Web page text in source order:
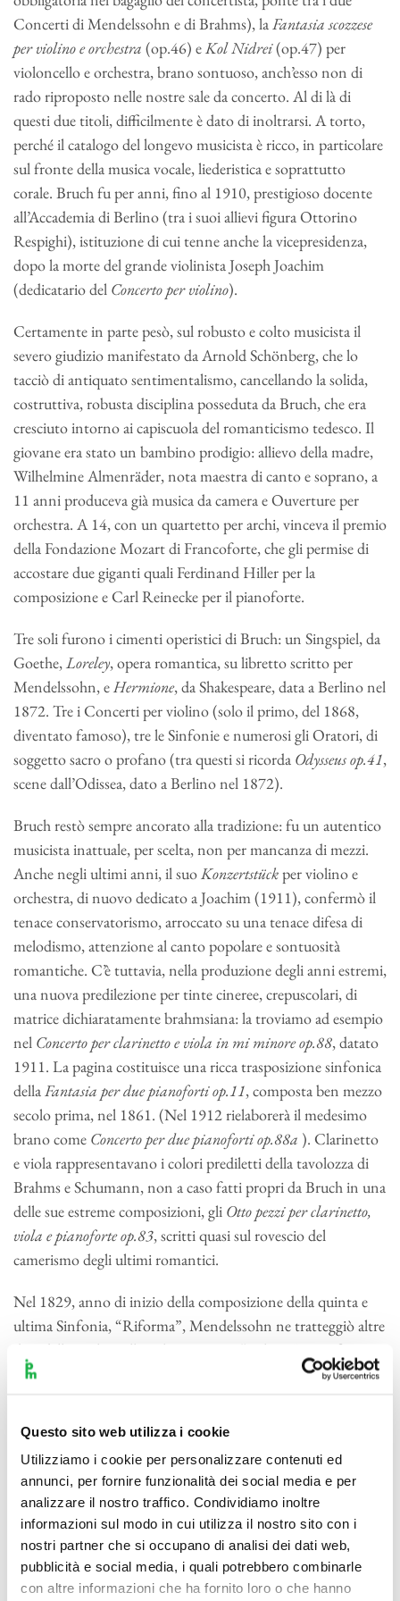
Questo sito web utilizza i cookie
Utilizziamo i cookie per personalizzare contenuti ed
annunci, per fornire funzionalità dei social media e per
analizzare il nostro traffico. Condividiamo inoltre
informazioni sul modo in cui utilizza il nostro sito con i
nostri partner che si occupano di analisi dei dati web,
pubblicità e social media, i quali potrebbero combinarle
con altre informazioni che ha fornito loro o che hanno
Concerti di Mendelssohn e di Brahms), laFantasia scozzese
per violino e orchestra (op.46) eKol Nidrei(op.47) per
violoncello e orchestra, brano sontuoso, anch’esso non di
rado riproposto nelle nostre sale da concerto. Al di là di
questi due titoli, difficilmente è dato di inoltrarsi. A torto,
perché il catalogo del longevo musicista è ricco, in particolare
sul fronte della musica vocale, liederistica e soprattutto
corale. Bruch fu per anni, fino al 1910, prestigioso docente
all’Accademia di Berlino (tra i suoi allievi figura Ottorino
Respighi), istituzione di cui tenne anche la vicepresidenza,
dopo la morte del grande violinista Joseph Joachim
(dedicatario del Concerto per violino).
Certamente in parte pesò, sul robusto e colto musicista il
severo giudizio manifestato da Arnold Schönberg, che lo
tacciò di antiquato sentimentalismo, cancellando la solida,
costruttiva, robusta disciplina posseduta da Bruch, che era
cresciuto intorno ai capiscuola del romanticismo tedesco. Il
giovane era stato un bambino prodigio: allievo della madre,
Wilhelmine Almenräder, nota maestra di canto e soprano, a
11 anni produceva già musica da camera e Ouverture per
orchestra. A 14, con un quartetto per archi, vinceva il premio
della Fondazione Mozart di Francoforte, che gli permise di
accostare due giganti quali Ferdinand Hiller per la
composizione e Carl Reinecke per il pianoforte.
Tre soli furono i cimenti operistici di Bruch: un Singspiel, da
Goethe,Loreley, opera romantica, su libretto scritto per
Mendelssohn, eHermione, da Shakespeare, data a Berlino nel
1872. Tre i Concerti per violino (solo il primo, del 1868,
diventato famoso), tre le Sinfonie e numerosi gli Oratori, di
soggetto sacro o profano (tra questi si ricorda Odysseus op.41,
scene dall’Odissea, dato a Berlino nel 1872).
Bruch restò sempre ancorato alla tradizione: fu un autentico
musicista inattuale, per scelta, non per mancanza di mezzi.
Anche negli ultimi anni, il suoKonzertstückper violino e
orchestra, di nuovo dedicato a Joachim (1911), confermò il
tenace conservatorismo, arroccato su una tenace difesa di
melodismo, attenzione al canto popolare e sontuosità
romantiche. C’è tuttavia, nella produzione degli anni estremi,
una nuova predilezione per tinte cineree, crepuscolari, di
matrice dichiaratamente brahmsiana: la troviamo ad esempio
nel Concerto per clarinetto e viola in mi minore op.88, datato
1911. La pagina costituisce una ricca trasposizione sinfonica
dellaFantasia per due pianoforti op.11, composta ben mezzo
secolo prima, nel 1861. (Nel 1912 rielaborerà il medesimo
brano come Concerto per due pianoforti op.88a ). Clarinetto
e viola rappresentavano i colori prediletti della tavolozza di
Brahms e Schumann, non a caso fatti propri da Bruch in una
delle sue estreme composizioni, gli Otto pezzi per clarinetto,
viola e pianoforte op.83, scritti quasi sul rovescio del
camerismo degli ultimi romantici.
Nel 1829, anno di inizio della composizione della quinta e
ultima Sinfonia, “Riforma”, Mendelssohn ne tratteggiò altre
due, delle quali quella in la maggiore, “Italiana”, non fu
terminata che nel 1833, e venne poi di seguito ancora
solo nel 1842. Entrambe spruzzate di tinte popolari,
registrate con cordiale immediatezza ma insieme filtrate
attraverso la lente della malinconia, mai doma.
Il viaggio in Italia di Mendelssohn, riccamente documentato
dal carteggio coi genitori e col maestro di composizione
Zelter (esiste in traduzione italiana, “Le lettere dall’Italia”,
Fògola, Torino), nonché da una ricca antologia di disegni, si
svolse tra il 1830 e il 1831. Nelle cronache di queltouresce